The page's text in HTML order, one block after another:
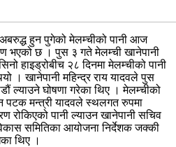
अबरुद्ध हुन पुगेको मेलम्चीको पानी आज
भएको छ । पुस ३ गते मेलम्ची खानेपानी
हाइड्रोबीच २८ दिनमा मेलम्चीको पानी
। खानेपानी महिन्द्र राय यादवले पुस
ल्याउने घोषणा गरेका थिए । मेलम्चीको
पटक मन्त्री यादवले स्थलगत रुपमा
रोकिएको पानी ल्याउन खानेपानी सचिव
समितिका आयोजना निर्देशक जक्की
थिए ।